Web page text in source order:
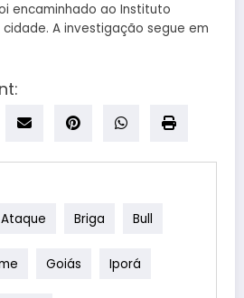
encaminhado ao Instituto
cidade. A investigação segue em
Ataque Briga Bull
Goiás Iporá